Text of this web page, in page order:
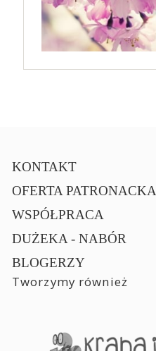
KONTAKT
OFERTA PATRONACKA
WSPÓŁPRACA
DUŻEKA - NABÓR
BLOGERZY
Tworzymy również